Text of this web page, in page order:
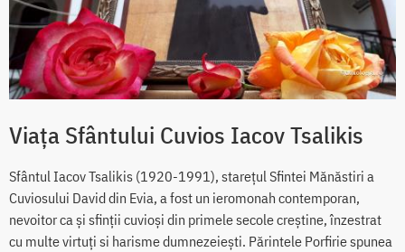
Viața Sfântului Cuvios Iacov Tsalikis
Sfântul Iacov Tsalikis (1920-1991), starețul Sfintei Mănăstiri a
Cuviosului David din Evia, a fost un ieromonah contemporan,
nevoitor ca și sfinții cuvioși din primele secole creștine, înzestrat
cu multe virtuți si harisme dumnezeiești. Părintele Porfirie spunea